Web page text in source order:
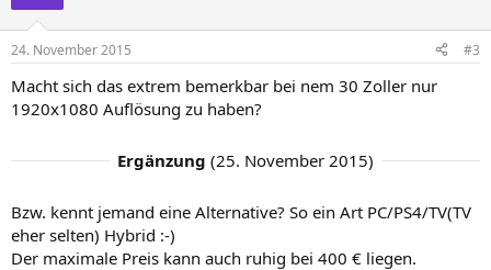
24. November 2015 #3
Macht sich das extrem bemerkbar bei nem 30 Zoller nur
1920x1080 Auflösung zu haben?
Ergänzung (25. November 2015)
Bzw. kennt jemand eine Alternative? So ein Art PC/PS4/TV(TV
eher selten) Hybrid :-)
Der maximale Preis kann auch ruhig bei 400 € liegen.